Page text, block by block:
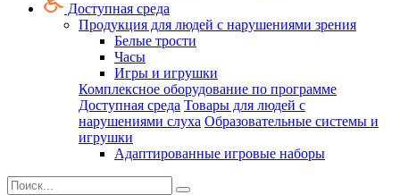
Доступная среда
Продукция для людей с нарушениями зрения
Белые трости
Часы
Игры и игрушки
Комплексное оборудование по программе
Доступная среда Товары для людей с
нарушениями слуха Образовательные системы и
игрушки
Адаптированные игровые наборы